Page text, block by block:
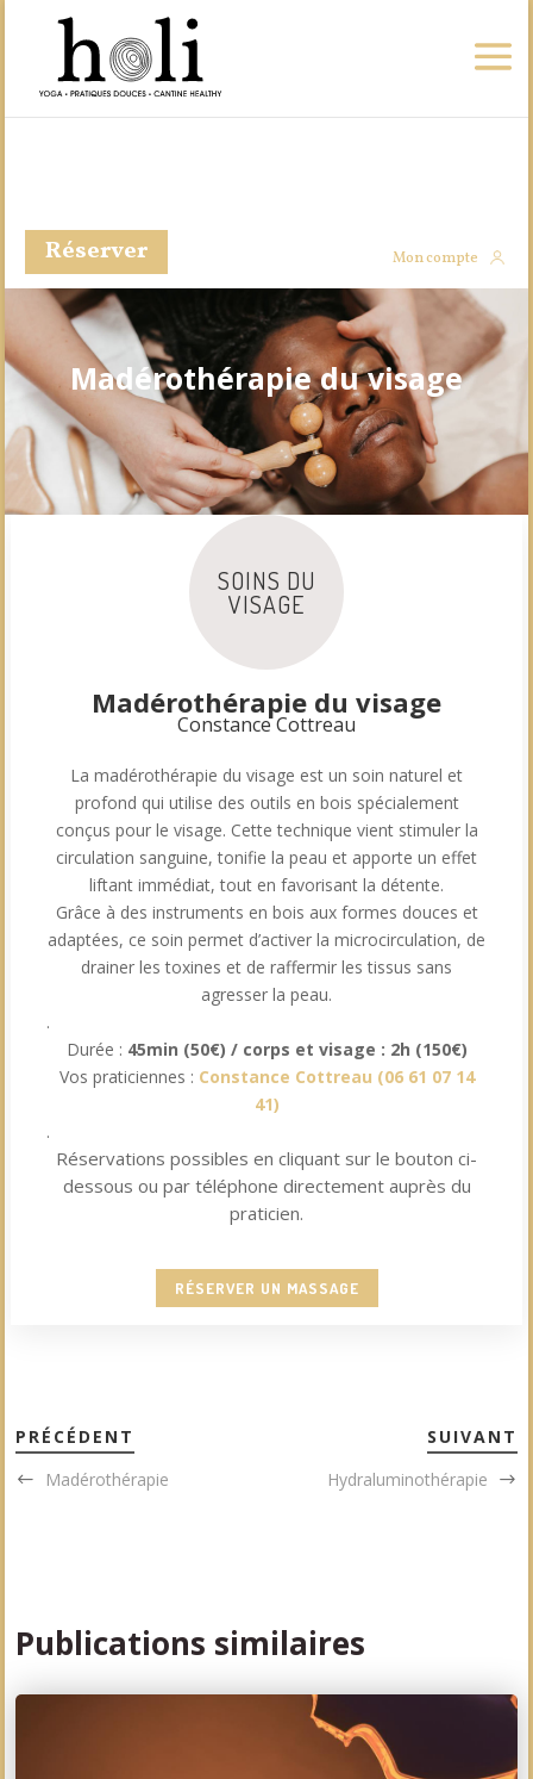
Réserver Mon compte
Madérothérapie du visage
SOINS DU
VISAGE
Madérothérapie du visage
Constance Cottreau
La madérothérapie du visage est un soin naturel et
profond qui utilise des outils en bois spécialement
conçus pour le visage. Cette technique vient stimuler la
circulation sanguine, tonifie la peau et apporte un effet
liftant immédiat, tout en favorisant la détente.
Grâce à des instruments en bois aux formes douces et
adaptées, ce soin permet d’activer la microcirculation, de
drainer les toxines et de raffermir les tissus sans
agresser la peau.
.
Durée : 45min (50€) / corps et visage : 2h (150€)
Vos praticiennes : Constance Cottreau (06 61 07 14
41)
.
Réservations possibles en cliquant sur le bouton ci-
dessous ou par téléphone directement auprès du
praticien.
RÉSERVER UN MASSAGE
PRÉCÉDENT
Madérothérapie
SUIVANT
Hydraluminothérapie
Publications similaires